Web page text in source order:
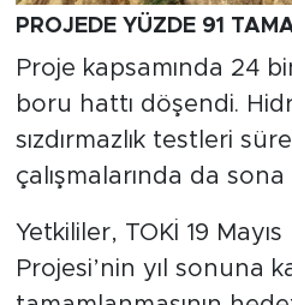
PROJEDE YÜZDE 91
Proje kapsamında 24
boru hattı döşendi.
sızdırmazlık testleri
çalışmalarında da
Yetkililer, TOKİ 19 Mayıs
Projesi’nin yıl sonuna